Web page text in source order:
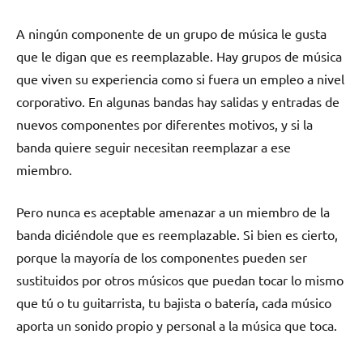
A ningún componente de un grupo de música le gusta
que le digan que es reemplazable. Hay grupos de música
que viven su experiencia como si fuera un empleo a nivel
corporativo. En algunas bandas hay salidas y entradas de
nuevos componentes por diferentes motivos, y si la
banda quiere seguir necesitan reemplazar a ese
miembro.
Pero nunca es aceptable amenazar a un miembro de la
banda diciéndole que es reemplazable. Si bien es cierto,
porque la mayoría de los componentes pueden ser
sustituidos por otros músicos que puedan tocar lo mismo
que tú o tu guitarrista, tu bajista o batería, cada músico
aporta un sonido propio y personal a la música que toca.